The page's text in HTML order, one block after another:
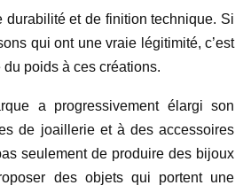
durabilité et de finition technique. Si
qui ont une vraie légitimité, c’est
poids à ces créations.
a progressivement élargi son
de joaillerie et à des accessoires
seulement de produire des bijoux
des objets qui portent une